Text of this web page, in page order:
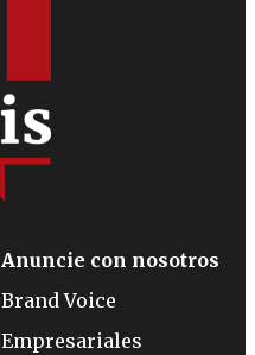
Anuncie con nosotros
Brand Voice
Empresariales